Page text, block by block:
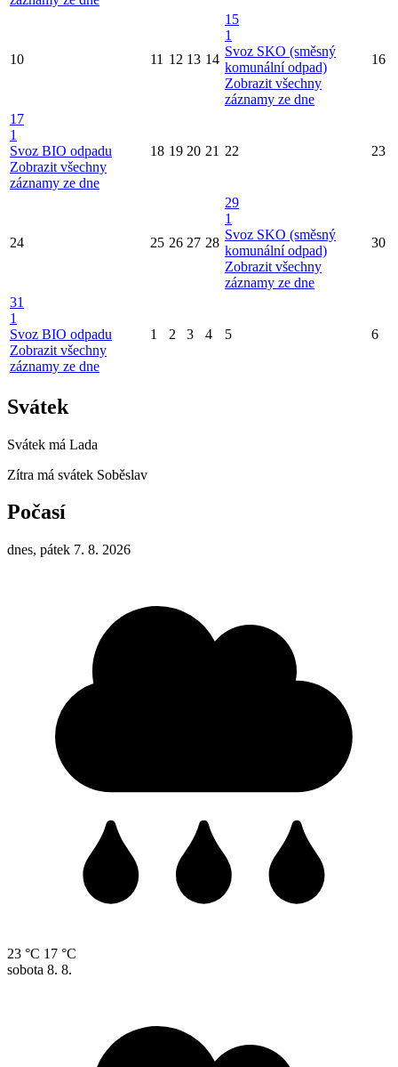
10 11 12 13 14
15
1
Svoz SKO (směsný
komunální odpad)
Zobrazit všechny
záznamy ze dne
16
17
1
Svoz BIO odpadu
Zobrazit všechny
záznamy ze dne
18 19 20 21 22 23
24 25 26 27 28
29
1
Svoz SKO (směsný
komunální odpad)
Zobrazit všechny
záznamy ze dne
30
31
1
Svoz BIO odpadu
Zobrazit všechny
záznamy ze dne
1 2 3 4 5 6
Svátek
Svátek má Lada
Zítra má svátek Soběslav
Počasí
dnes, pátek 7. 8. 2026
23 °C 17 °C
sobota 8. 8.